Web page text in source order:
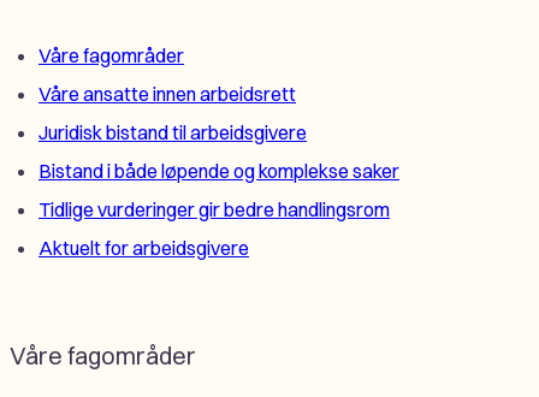
Våre fagområder
Våre ansatte innen arbeidsrett
Juridisk bistand til arbeidsgivere
Bistand i både løpende og komplekse saker
Tidlige vurderinger gir bedre handlingsrom
Aktuelt for arbeidsgivere
Våre fagområder